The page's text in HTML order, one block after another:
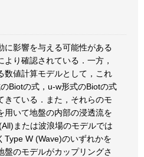
に影響を与える可能性がある
り確認されている．一方，
数値計算モデルとして，これ
Biotの式，u-w形式のBiotの式
きている．また，それらのモ
用いて地盤の内部の浸透流を
または波浪場のモデルでは
Type W (Wave)のいずれかを
のモデルがカップリングさ